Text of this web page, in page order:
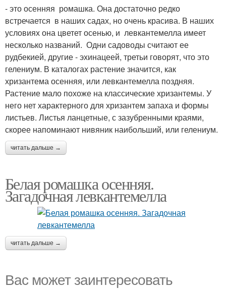
- это осенняя ромашка. Она достаточно редко
встречается в наших садах, но очень красива. В наших
условиях она цветет осенью, и левкантемелла имеет
несколько названий. Одни садоводы считают ее
рудбекией, другие - эхинацеей, третьи говорят, что это
гелениум. В каталогах растение значится, как
хризантема осенняя, или левкантемелла поздняя.
Растение мало похоже на классические хризантемы. У
него нет характерного для хризантем запаха и формы
листьев. Листья ланцетные, с зазубренными краями,
скорее напоминают нивяник наибольший, или гелениум.
читать дальше →
Белая ромашка осенняя.
Загадочная левкантемелла
читать дальше →
Вас может заинтересовать